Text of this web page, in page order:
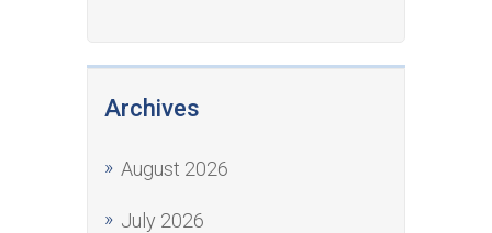
Archives
August 2026
July 2026